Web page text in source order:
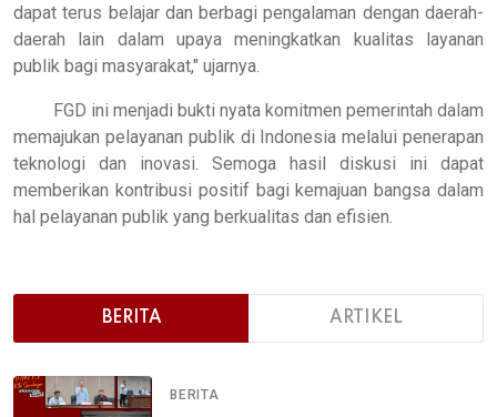
dapat terus belajar dan berbagi pengalaman dengan daerah-
daerah lain dalam upaya meningkatkan kualitas layanan
publik bagi masyarakat," ujarnya.
FGD ini menjadi bukti nyata komitmen pemerintah dalam
memajukan pelayanan publik di Indonesia melalui penerapan
teknologi dan inovasi. Semoga hasil diskusi ini dapat
memberikan kontribusi positif bagi kemajuan bangsa dalam
hal pelayanan publik yang berkualitas dan efisien.
BERITA ARTIKEL
BERITA